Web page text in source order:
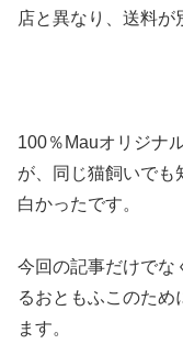
店と異なり、送料が
100％Mauオリジナ
が、同じ猫飼いでも
白かったです。
今回の記事だけでな
るおともふこのため
ます。